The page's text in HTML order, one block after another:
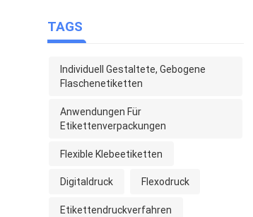
TAGS
Individuell Gestaltete, Gebogene
Flaschenetiketten
Anwendungen Für
Etikettenverpackungen
Flexible Klebeetiketten
Digitaldruck Flexodruck
Etikettendruckverfahren